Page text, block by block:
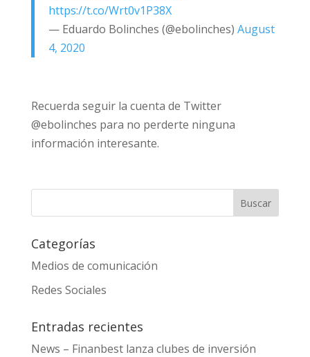
https://t.co/Wrt0v1P38X
— Eduardo Bolinches (@ebolinches) August
4, 2020
Recuerda seguir la cuenta de Twitter
@ebolinches para no perderte ninguna
información interesante.
Categorías
Medios de comunicación
Redes Sociales
Entradas recientes
News – Finanbest lanza clubes de inversión